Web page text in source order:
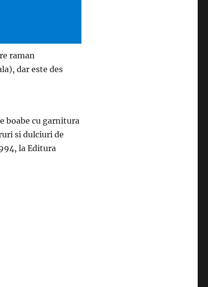
raman
dar este des
boabe cu garnitura
si dulciuri de
la Editura